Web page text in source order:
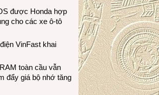
được Honda hợp
cho các xe ô-tô
VinFast khai
toàn cầu vẫn
đẩy giá bộ nhớ tăng